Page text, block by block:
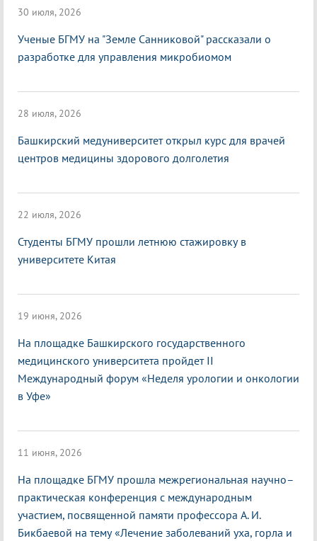
30 июля, 2026
Ученые БГМУ на "Земле Санниковой" рассказали о
разработке для управления микробиомом
28 июля, 2026
Башкирский медуниверситет открыл курс для врачей
центров медицины здорового долголетия
22 июля, 2026
Студенты БГМУ прошли летнюю стажировку в
университете Китая
19 июня, 2026
На площадке Башкирского государственного
медицинского университета пройдет II
Международный форум «Неделя урологии и онкологии
в Уфе»
11 июня, 2026
На площадке БГМУ прошла межрегиональная научно–
практическая конференция с международным
участием, посвященной памяти профессора А. И.
Бикбаевой на тему «Лечение заболеваний уха, горла и